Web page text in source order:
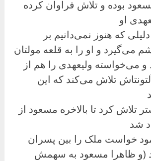
بوده و تلاش فراوان کرده
او
که هنوز نمی‌دانیم بر
می‌گیرد و او را به قلعه مولتان
می‌خواسته ولیعهدی را هم از
تلاش می‌کند که این
تلاش کرد تا بالاخره مسعود از
شد
خواست ملک را بین پسران
(و ظاهرا مسعود به سهمش